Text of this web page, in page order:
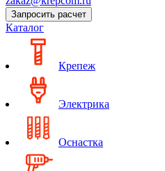
Запросить расчет
Каталог
Крепеж
Электрика
Оснастка